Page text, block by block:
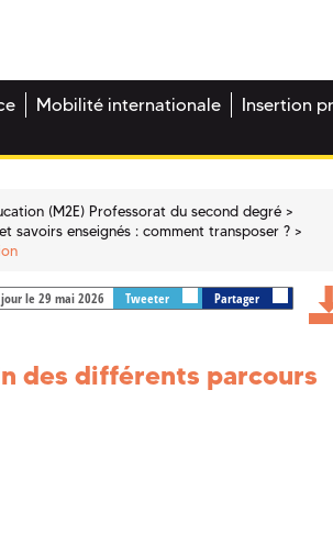
Mobilité internationale
Insertion
(M2E) Professorat du second degré
savoirs enseignés : comment transposer ?
le 29 mai 2026 Tweeter Partager
des différents parcours